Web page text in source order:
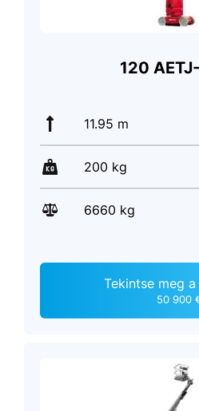
120
11.95 m
200 kg
6660 kg
Tekintse meg
50 900